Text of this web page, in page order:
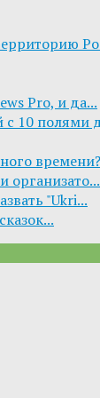
Pro, и да...
10 полями
организато...
"Ukri...